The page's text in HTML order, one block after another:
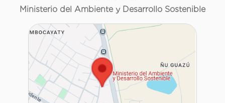
Ministerio del Ambiente y Desarrollo Sostenible